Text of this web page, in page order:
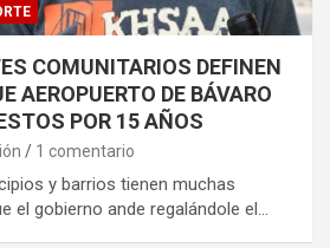
COMUNITARIOS DEFINEN
AEROPUERTO DE BÁVARO
POR 15 AÑOS
1 comentario
y barrios tienen muchas
el gobierno ande regalándole el…